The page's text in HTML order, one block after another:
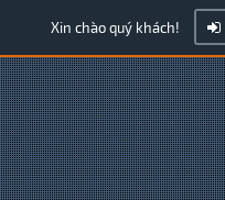
Xin chào quý khách!